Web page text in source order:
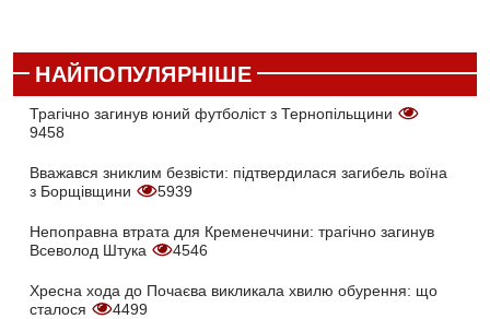
НАЙПОПУЛЯРНІШЕ
Трагічно загинув юний футболіст з Тернопільщини
9458
Вважався зниклим безвісти: підтвердилася загибель воїна
з Борщівщини
5939
Непоправна втрата для Кременеччини: трагічно загинув
Всеволод Штука
4546
Хресна хода до Почаєва викликала хвилю обурення: що
сталося
4499